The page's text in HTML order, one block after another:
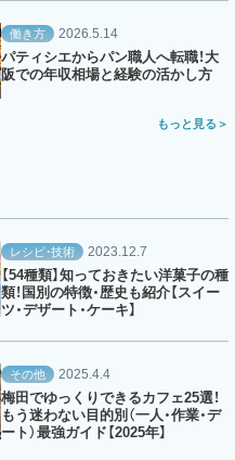
働き方 2026.5.14
パティシエからパン職人へ転職！大
阪での年収相場と経験の活かし方
もっと見る
レシピ・技術 2023.12.7
【54種類】知っておきたい洋菓子の種
類！国別の特徴・歴史も紹介【スイー
ツ・デザート・ケーキ】
その他 2025.4.4
梅田でゆっくりできるカフェ25選！
もう迷わない目的別（一人・作業・デ
ート）最強ガイド【2025年】